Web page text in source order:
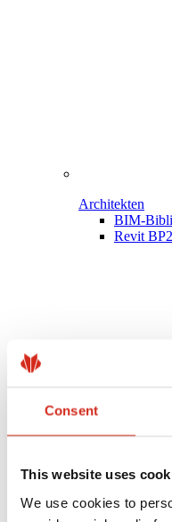
Consent
This website uses
We use cookies to
Architekten
BIM-
Revit